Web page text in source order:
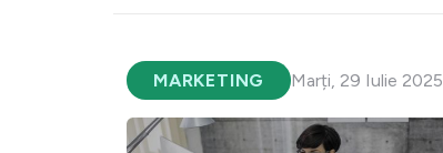
MARKETING Marți, 29 Iulie 2025